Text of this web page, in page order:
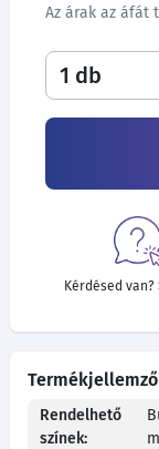
Az árak az áfát
Kérdésed van?
Rendelhető
színek: